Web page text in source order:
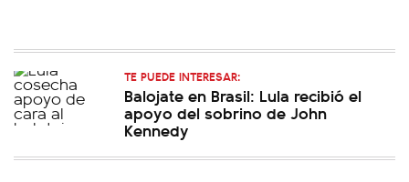
TE PUEDE INTERESAR:
Balojate en Brasil: Lula recibió el
apoyo del sobrino de John
Kennedy